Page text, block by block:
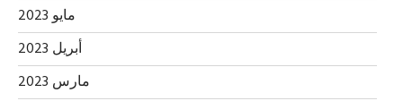
مايو 2023
أبريل 2023
مارس 2023